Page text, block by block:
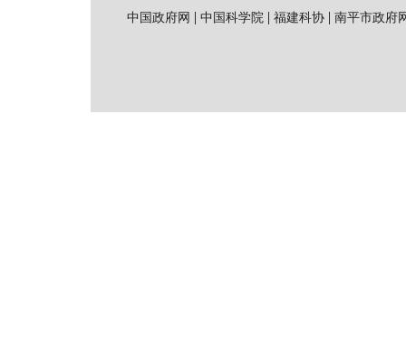
中国政府网 | 中国科学院 | 福建科协 | 南平市政府